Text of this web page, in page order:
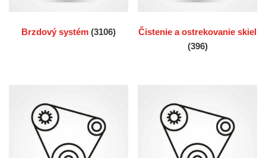
Brzdový systém (3106)
Čistenie a ostrekovanie skiel
(396)